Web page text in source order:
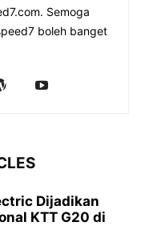
Semoga
boleh banget
Dijadikan
KTT G20 di